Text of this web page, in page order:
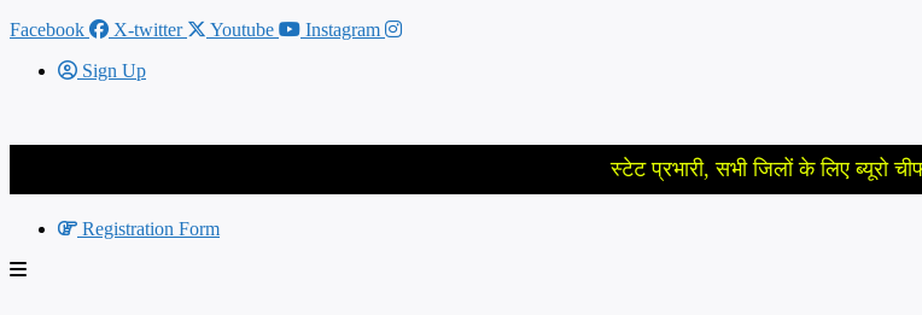
Facebook
X-twitter Youtube
Instagram
Sign Up
स्टेट प्रभारी, सभी जिलों के लिए ब्यूरो चीफ, ब्लॉक
Registration Form